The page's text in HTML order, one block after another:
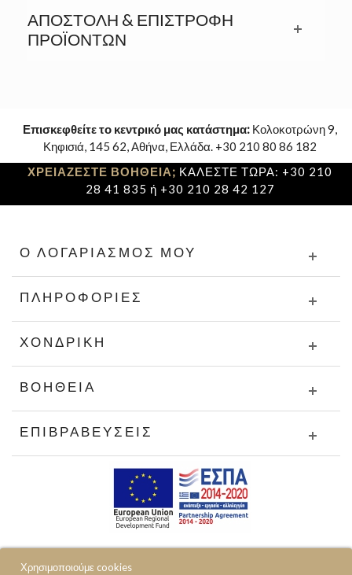
Χρησιμοποιούμε cookies
ΑΠΟΣΤΟΛΉ & ΕΠΙΣΤΡΟΦΉ
ΠΡΟΪΟΝΤΩΝ
Επισκεφθείτε το κεντρικό μας κατάστημα: Κολοκοτρώνη 9,
Κηφισιά, 145 62, Αθήνα, Ελλάδα. +30 210 80 86 182
ΧΡΕΙΑΖΕΣΤΕ ΒΟΗΘΕΙΑ; ΚΑΛΕΣΤΕ ΤΩΡΑ: +30 210
28 41 835 ή +30 210 28 42 127
Ο ΛΟΓΑΡΙΑΣΜΌΣ ΜΟΥ
ΠΛΗΡΟΦΟΡΊΕΣ
ΧΟΝΔΡΙΚΉ
ΒΟΉΘΕΙΑ
ΕΠΙΒΡΑΒΕΎΣΕΙΣ